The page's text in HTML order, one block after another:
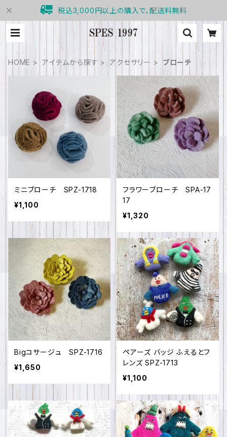
税込3,000円以上の購入で、配送料無料
HOME アイテムから探す アクセサリー ブローチ
ミニブローチ SPZ-1718
¥1,100
フラワーブローチ SPA-17
17
¥1,320
Bigコサージュ SPZ-1716
¥1,650
ペアーズ バッジ ふえるとフ
レンズ SPZ-1713
¥1,100